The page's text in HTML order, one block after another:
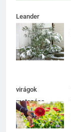
Leander
fagytűrése
virágok
metszése